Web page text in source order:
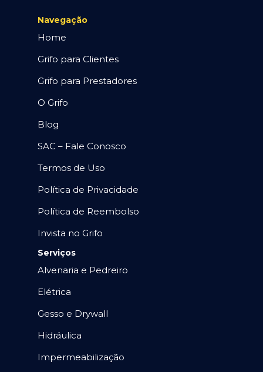
Navegação
Home
Grifo para Clientes
Grifo para Prestadores
O Grifo
Blog
SAC – Fale Conosco
Termos de Uso
Política de Privacidade
Política de Reembolso
Invista no Grifo
Serviços
Alvenaria e Pedreiro
Elétrica
Gesso e Drywall
Hidráulica
Impermeabilização